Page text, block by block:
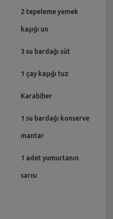
2 tepeleme yemek
kaşığı un
3 su bardağı süt
1 çay kaşığı tuz
Karabiber
1 su bardağı konserve
mantar
1 adet yumurtanın
sarısı